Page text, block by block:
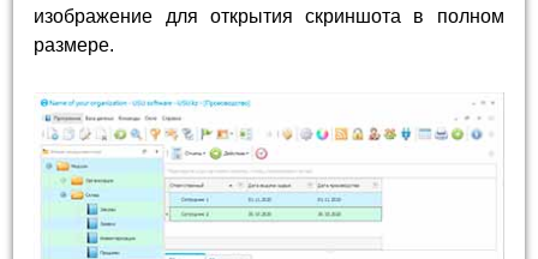
изображение для открытия скриншота в полном
размере.